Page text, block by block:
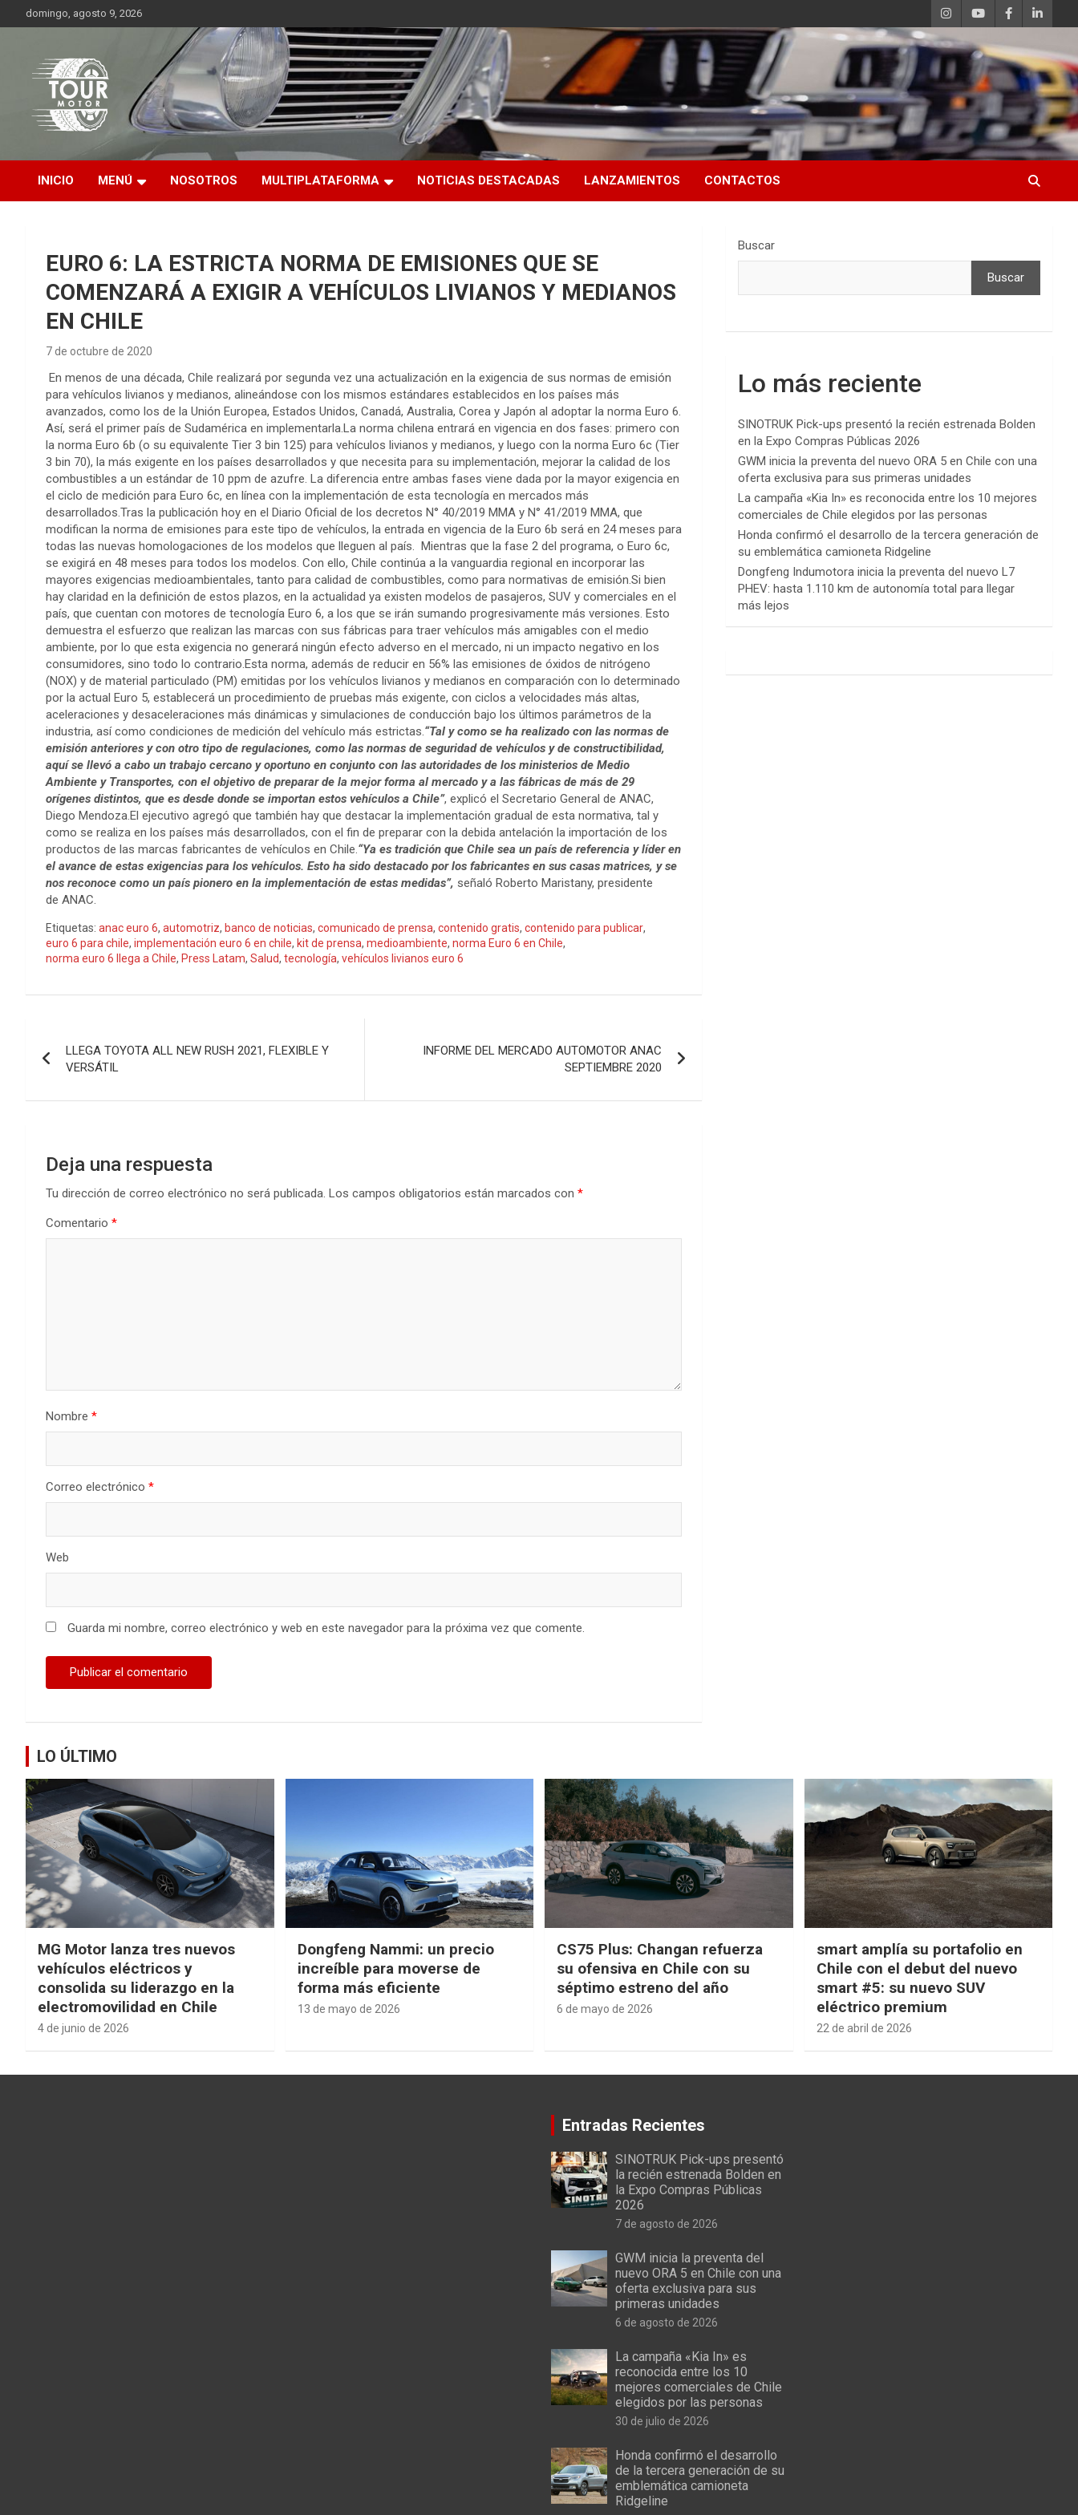
al
domingo, agosto 9, 2026
Tour Motor
Plataforma de contenido audiovisual para el sector automotriz
INICIO MENÚ NOSOTROS MULTIPLATAFORMA NOTICIAS DESTACADAS LANZAMIENTOS CONTACTOS
EURO 6: LA ESTRICTA NORMA DE EMISIONES QUE SE
COMENZARÁ A EXIGIR A VEHÍCULOS LIVIANOS Y MEDIANOS
EN CHILE
7 de octubre de 2020
En menos de una década, Chile realizará por segunda vez una actualización en la exigencia de sus normas de emisión
para vehículos livianos y medianos, alineándose con los mismos estándares establecidos en los países más
avanzados, como los de la Unión Europea, Estados Unidos, Canadá, Australia, Corea y Japón al adoptar la norma Euro 6.
Así, será el primer país de Sudamérica en implementarla.La norma chilena entrará en vigencia en dos fases: primero con
la norma Euro 6b (o su equivalente Tier 3 bin 125) para vehículos livianos y medianos, y luego con la norma Euro 6c (Tier
3 bin 70), la más exigente en los países desarrollados y que necesita para su implementación, mejorar la calidad de los
combustibles a un estándar de 10 ppm de azufre. La diferencia entre ambas fases viene dada por la mayor exigencia en
el ciclo de medición para Euro 6c, en línea con la implementación de esta tecnología en mercados más
desarrollados.Tras la publicación hoy en el Diario Oficial de los decretos N° 40/2019 MMA y N° 41/2019 MMA, que
modifican la norma de emisiones para este tipo de vehículos, la entrada en vigencia de la Euro 6b será en 24 meses para
todas las nuevas homologaciones de los modelos que lleguen al país. Mientras que la fase 2 del programa, o Euro 6c,
se exigirá en 48 meses para todos los modelos. Con ello, Chile continúa a la vanguardia regional en incorporar las
mayores exigencias medioambientales, tanto para calidad de combustibles, como para normativas de emisión.Si bien
hay claridad en la definición de estos plazos, en la actualidad ya existen modelos de pasajeros, SUV y comerciales en el
país, que cuentan con motores de tecnología Euro 6, a los que se irán sumando progresivamente más versiones. Esto
demuestra el esfuerzo que realizan las marcas con sus fábricas para traer vehículos más amigables con el medio
ambiente, por lo que esta exigencia no generará ningún efecto adverso en el mercado, ni un impacto negativo en los
consumidores, sino todo lo contrario.Esta norma, además de reducir en 56% las emisiones de óxidos de nitrógeno
(NOX) y de material particulado (PM) emitidas por los vehículos livianos y medianos en comparación con lo determinado
por la actual Euro 5, establecerá un procedimiento de pruebas más exigente, con ciclos a velocidades más altas,
aceleraciones y desaceleraciones más dinámicas y simulaciones de conducción bajo los últimos parámetros de la
industria, así como condiciones de medición del vehículo más estrictas.“Tal y como se ha realizado con las normas de
emisión anteriores y con otro tipo de regulaciones, como las normas de seguridad de vehículos y de constructibilidad,
aquí se llevó a cabo un trabajo cercano y oportuno en conjunto con las autoridades de los ministerios de Medio
Ambiente y Transportes, con el objetivo de preparar de la mejor forma al mercado y a las fábricas de más de 29
orígenes distintos, que es desde donde se importan estos vehículos a Chile”, explicó el Secretario General de ANAC,
Diego Mendoza.El ejecutivo agregó que también hay que destacar la implementación gradual de esta normativa, tal y
como se realiza en los países más desarrollados, con el fin de preparar con la debida antelación la importación de los
productos de las marcas fabricantes de vehículos en Chile.“Ya es tradición que Chile sea un país de referencia y líder en
el avance de estas exigencias para los vehículos. Esto ha sido destacado por los fabricantes en sus casas matrices, y se
nos reconoce como un país pionero en la implementación de estas medidas”, señaló Roberto Maristany, presidente
de ANAC.
Etiquetas: anac euro 6, automotriz, banco de noticias, comunicado de prensa, contenido gratis, contenido para publicar,
euro 6 para chile, implementación euro 6 en chile, kit de prensa, medioambiente, norma Euro 6 en Chile,
norma euro 6 llega a Chile, Press Latam, Salud, tecnología, vehículos livianos euro 6
de
entradas
LLEGA TOYOTA ALL NEW RUSH 2021, FLEXIBLE Y
VERSÁTIL
INFORME DEL MERCADO AUTOMOTOR ANAC
SEPTIEMBRE 2020
Deja una respuesta
Tu dirección de correo electrónico no será publicada. Los campos obligatorios están marcados con *
Comentario *
Nombre *
Correo electrónico *
Web
Guarda mi nombre, correo electrónico y web en este navegador para la próxima vez que comente.
Buscar
Buscar
Lo más reciente
SINOTRUK Pick-ups presentó la recién estrenada Bolden
en la Expo Compras Públicas 2026
GWM inicia la preventa del nuevo ORA 5 en Chile con una
oferta exclusiva para sus primeras unidades
La campaña «Kia In» es reconocida entre los 10 mejores
comerciales de Chile elegidos por las personas
Honda confirmó el desarrollo de la tercera generación de
su emblemática camioneta Ridgeline
Dongfeng Indumotora inicia la preventa del nuevo L7
PHEV: hasta 1.110 km de autonomía total para llegar
más lejos
LO ÚLTIMO
MG Motor lanza tres nuevos
vehículos eléctricos y
consolida su liderazgo en la
electromovilidad en Chile
4 de junio de 2026
Dongfeng Nammi: un precio
increíble para moverse de
forma más eficiente
13 de mayo de 2026
CS75 Plus: Changan refuerza
su ofensiva en Chile con su
séptimo estreno del año
6 de mayo de 2026
smart amplía su portafolio en
Chile con el debut del nuevo
smart #5: su nuevo SUV
eléctrico premium
22 de abril de 2026
Entradas Recientes
SINOTRUK Pick-ups presentó
la recién estrenada Bolden en
la Expo Compras Públicas
2026
7 de agosto de 2026
GWM inicia la preventa del
nuevo ORA 5 en Chile con una
oferta exclusiva para sus
primeras unidades
6 de agosto de 2026
La campaña «Kia In» es
reconocida entre los 10
mejores comerciales de Chile
elegidos por las personas
30 de julio de 2026
Honda confirmó el desarrollo
de la tercera generación de su
emblemática camioneta
Ridgeline